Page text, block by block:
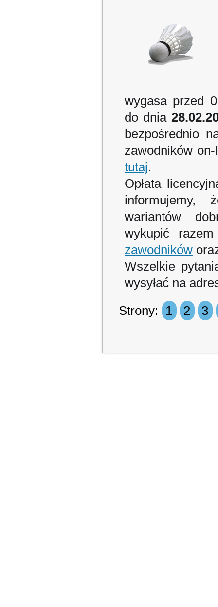
wygasa przed
do dnia
bezpośrednio
zawodników
tutaj.
Opłata
informujemy,
wariantów
wykupić
zawodników
Wszelkie
wysyłać na
Strony:
1 2 3